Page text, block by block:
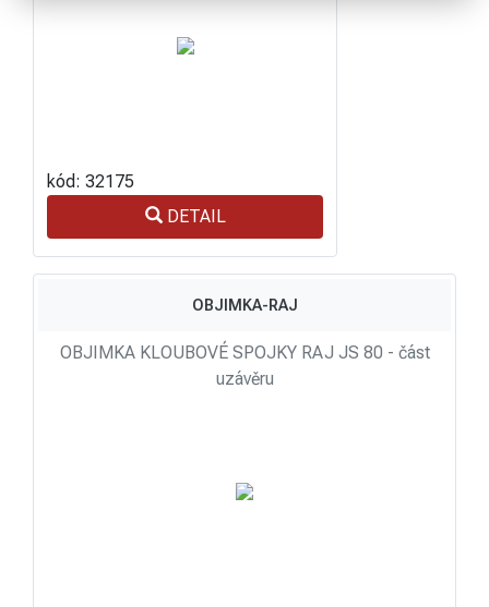
kód: 32175
DETAIL
OBJIMKA-RAJ
OBJIMKA KLOUBOVÉ SPOJKY RAJ JS 80 - část
uzávěru